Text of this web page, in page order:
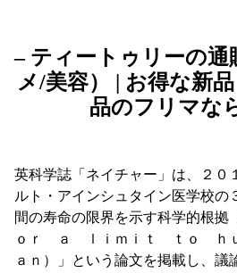
– ティートゥリーの通
メ/美容） | お得な新
品のフリマな
英科学誌「ネイチャー」は、２０
ルト・アインシュタイン医学校の
間の寿命の限界を示す科学的根
ｏｒ ａ ｌｉｍｉｔ ｔｏ ｈ
ａｎ）」という論文を掲載し、議